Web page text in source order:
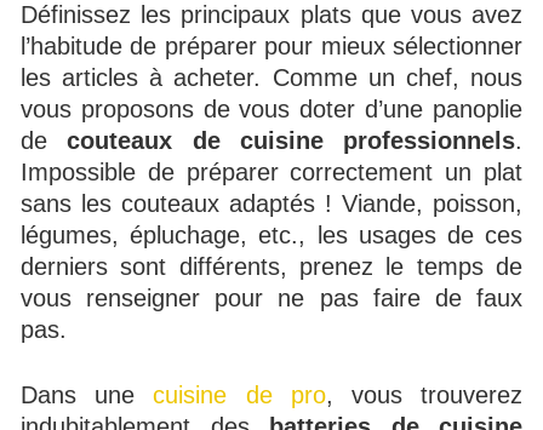
Définissez les principaux plats que vous avez
l’habitude de préparer pour mieux sélectionner
les articles à acheter. Comme un chef, nous
vous proposons de vous doter d’une panoplie
decouteaux de cuisine professionnels.
Impossible de préparer correctement un plat
sans les couteaux adaptés ! Viande, poisson,
légumes, épluchage, etc., les usages de ces
derniers sont différents, prenez le temps de
vous renseigner pour ne pas faire de faux
pas.
Dans unecuisine de pro, vous trouverez